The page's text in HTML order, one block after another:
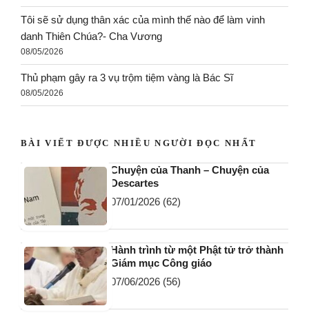
Tôi sẽ sử dụng thân xác của mình thế nào để làm vinh
danh Thiên Chúa?- Cha Vương
08/05/2026
Thủ phạm gây ra 3 vụ trộm tiệm vàng là Bác Sĩ
08/05/2026
BÀI VIẾT ĐƯỢC NHIỀU NGƯỜI ĐỌC NHẤT
Chuyện của Thanh – Chuyện của
Descartes
07/01/2026 (62)
Hành trình từ một Phật tử trở thành
Giám mục Công giáo
07/06/2026 (56)